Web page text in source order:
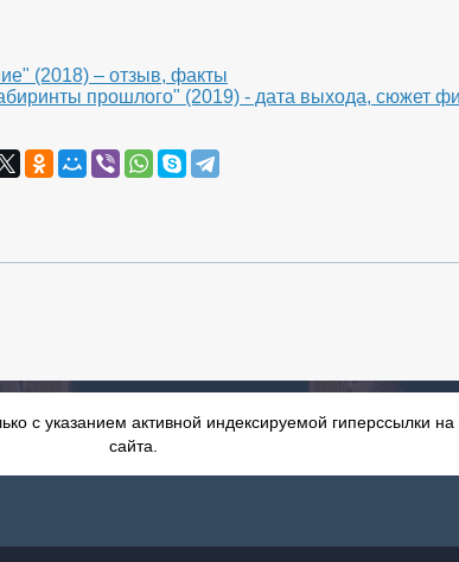
(2018) – отзыв, факты
прошлого" (2019) - дата выхода, сюжет
с указанием активной индексируемой гиперссылки на
сайта.